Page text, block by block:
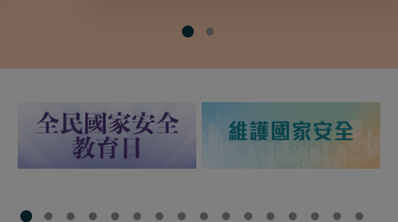
相關網站